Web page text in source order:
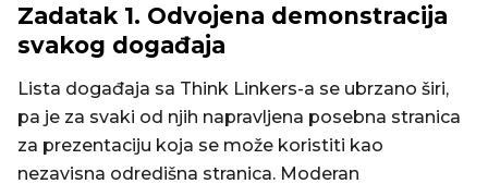
Zadatak 1. Odvojena demonstracija
svakog događaja
Lista događaja sa Think Linkers-a se ubrzano širi,
pa je za svaki od njih napravljena posebna stranica
za prezentaciju koja se može koristiti kao
nezavisna odredišna stranica. Moderan